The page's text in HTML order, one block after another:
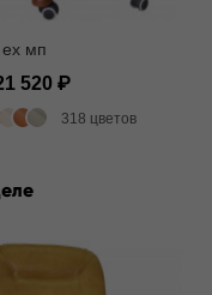
мп
520
318 цветов